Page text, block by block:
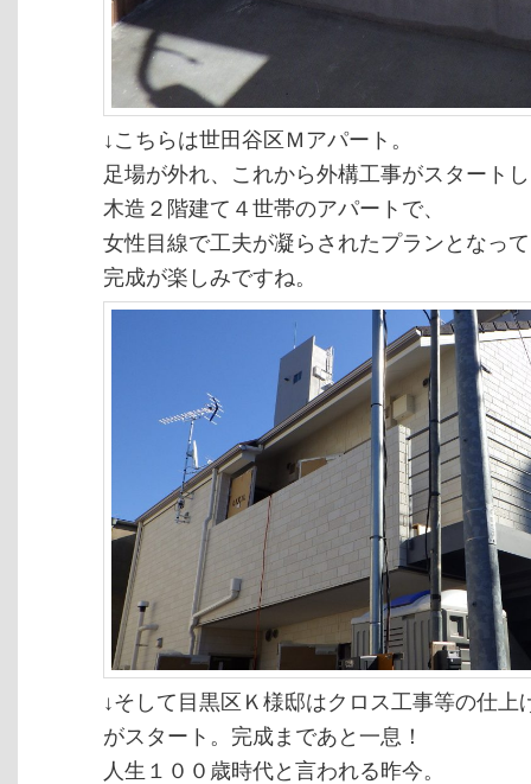
↓こちらは世田谷区Ｍアパート。
足場が外れ、これから外構工事がスタート
木造２階建て４世帯のアパートで、
女性目線で工夫が凝らされたプランとなっ
完成が楽しみですね。
↓そして目黒区Ｋ様邸はクロス工事等の仕上
がスタート。完成まであと一息！
人生１００歳時代と言われる昨今。